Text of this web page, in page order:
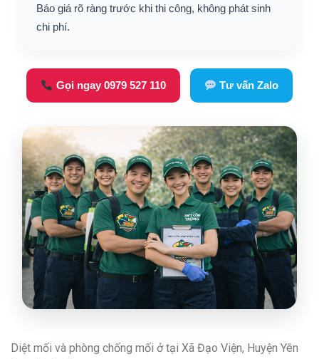
Báo giá rõ ràng trước khi thi công, không phát sinh
chi phí.
Gọi ngay 0979 527 110 Tư vấn Zalo
Diệt mối và phòng chống mối ở tại Xã Đạo Viện, Huyện Yên